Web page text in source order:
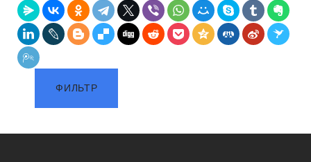
ФИЛЬТР